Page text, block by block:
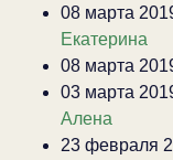
08 марта
Екатерина
08 марта
03 марта
Алена
23 февраля